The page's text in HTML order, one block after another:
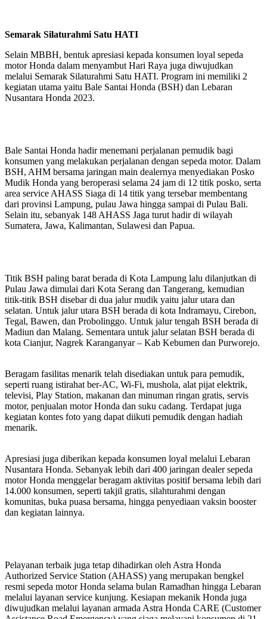
Semarak Silaturahmi Satu HATI
Selain MBBH, bentuk apresiasi kepada konsumen loyal sepeda
motor Honda dalam menyambut Hari Raya juga diwujudkan
melalui Semarak Silaturahmi Satu HATI. Program ini memiliki 2
kegiatan utama yaitu Bale Santai Honda (BSH) dan Lebaran
Nusantara Honda 2023.
Bale Santai Honda hadir menemani perjalanan pemudik bagi
konsumen yang melakukan perjalanan dengan sepeda motor. Dalam
BSH, AHM bersama jaringan main dealernya menyediakan Posko
Mudik Honda yang beroperasi selama 24 jam di 12 titik posko, serta
area service AHASS Siaga di 14 titik yang tersebar membentang
dari provinsi Lampung, pulau Jawa hingga sampai di Pulau Bali.
Selain itu, sebanyak 148 AHASS Jaga turut hadir di wilayah
Sumatera, Jawa, Kalimantan, Sulawesi dan Papua.
Titik BSH paling barat berada di Kota Lampung lalu dilanjutkan di
Pulau Jawa dimulai dari Kota Serang dan Tangerang, kemudian
titik-titik BSH disebar di dua jalur mudik yaitu jalur utara dan
selatan. Untuk jalur utara BSH berada di kota Indramayu, Cirebon,
Tegal, Bawen, dan Probolinggo. Untuk jalur tengah BSH berada di
Madiun dan Malang. Sementara untuk jalur selatan BSH berada di
kota Cianjur, Nagrek Karanganyar – Kab Kebumen dan Purworejo.
Beragam fasilitas menarik telah disediakan untuk para pemudik,
seperti ruang istirahat ber-AC, Wi-Fi, mushola, alat pijat elektrik,
televisi, Play Station, makanan dan minuman ringan gratis, servis
motor, penjualan motor Honda dan suku cadang. Terdapat juga
kegiatan kontes foto yang dapat diikuti pemudik dengan hadiah
menarik.
Apresiasi juga diberikan kepada konsumen loyal melalui Lebaran
Nusantara Honda. Sebanyak lebih dari 400 jaringan dealer sepeda
motor Honda menggelar beragam aktivitas positif bersama lebih dari
14.000 konsumen, seperti takjil gratis, silahturahmi dengan
komunitas, buka puasa bersama, hingga penyediaan vaksin booster
dan kegiatan lainnya.
Pelayanan terbaik juga tetap dihadirkan oleh Astra Honda
Authorized Service Station (AHASS) yang merupakan bengkel
resmi sepeda motor Honda selama bulan Ramadhan hingga Lebaran
melalui layanan service kunjung. Kesiapan mekanik Honda juga
diwujudkan melalui layanan armada Astra Honda CARE (Customer